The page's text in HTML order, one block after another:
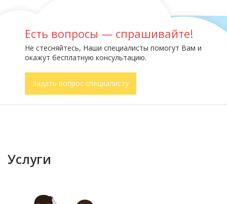
Есть вопросы — спрашивайте!
Не стесняйтесь, Наши специалисты помогут Вам и
окажут бесплатную консультацию.
Задать вопрос специалисту
Услуги